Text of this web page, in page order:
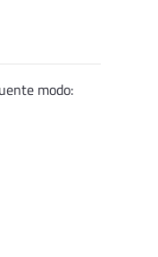
modo: